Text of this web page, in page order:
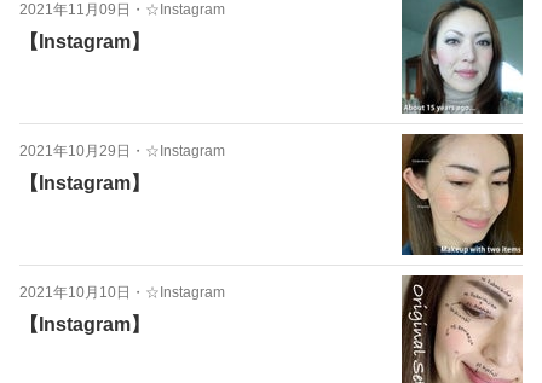
2021年11月09日 ・ ☆Instagram
【Instagram】
2021年10月29日 ・ ☆Instagram
【Instagram】
2021年10月10日 ・ ☆Instagram
【Instagram】